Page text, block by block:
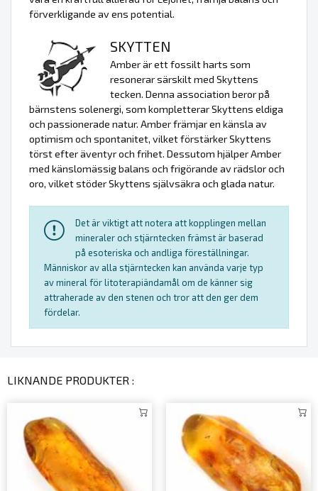
förverkligande av ens potential.
SKYTTEN
Amber är ett fossilt harts som
resonerar särskilt med Skyttens
tecken. Denna association beror på
bärnstens solenergi, som kompletterar Skyttens eldiga
och passionerade natur. Amber främjar en känsla av
optimism och spontanitet, vilket förstärker Skyttens
törst efter äventyr och frihet. Dessutom hjälper Amber
med känslomässig balans och frigörande av rädslor och
oro, vilket stöder Skyttens självsäkra och glada natur.
Det är viktigt att notera att kopplingen mellan
mineraler och stjärntecken främst är baserad
på esoteriska och andliga föreställningar.
Människor av alla stjärntecken kan använda varje typ
av mineral för litoterapiändamål om de känner sig
attraherade av den stenen och tror att den ger dem
fördelar.
LIKNANDE PRODUKTER :